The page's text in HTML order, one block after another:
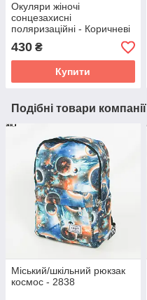
Окуляри жіночі
сонцезахисні
поляризаційні - Коричневі
(коричнева лінза) - 015194
430 ₴
Купити
Подібні товари компанії
Міський/шкільний рюкзак
космос - 2838